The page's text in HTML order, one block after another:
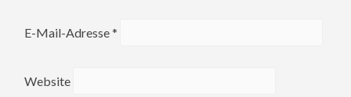
E-Mail-Adresse*
Website